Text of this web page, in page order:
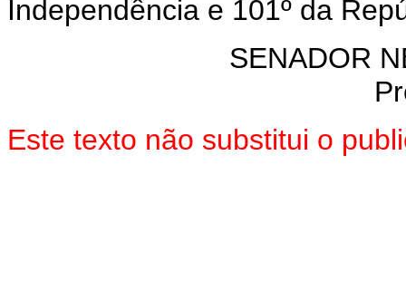
Independência e 101º da
SENADOR
Este texto não substitui o